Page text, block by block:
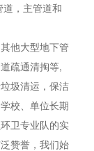
，主管道和
他大型地下管
疏通清掏等,
圾清运，保洁
校、单位长期
卫专业队的实
赞誉，我们始